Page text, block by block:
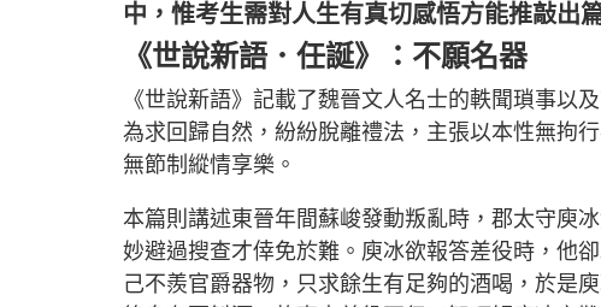
中，惟考生需對人生有真切感悟方能推敲出
《世說新語．任誕》：不願名器
《世說新語》記載了魏晉文人名士的軼聞瑣事以
為求回歸自然，紛紛脫離禮法，主張以本性無拘
無節制縱情享樂。
本篇則講述東晉年間蘇峻發動叛亂時，郡太守庾
妙避過搜查才倖免於難。庾冰欲報答差役時，他
己不羨官爵器物，只求餘生有足夠的酒喝，於是